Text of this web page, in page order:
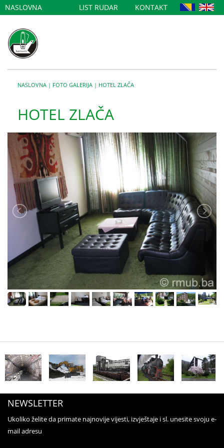
NASLOVNA LIST RUDAR KONTAKT
NASLOVNA | FOTO GALERIJA | HOTEL ZLAČA
HOTEL ZLAČA
NEWSLETTER
Ukoliko želite da primate najnovije vijesti, izvještaje i sl. unesite svoju e-
mail adresu